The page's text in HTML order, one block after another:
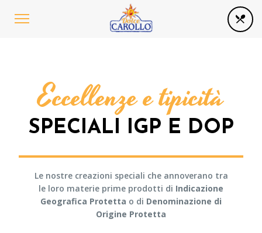
Eccellenze e tipicità
SPECIALI IGP E DOP
Le nostre creazioni speciali che annoverano tra
le loro materie prime prodotti di Indicazione
Geografica Protetta o di Denominazione di
Origine Protetta